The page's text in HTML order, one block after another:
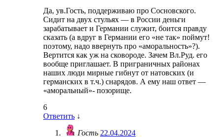
Да, ув.Гость, поддерживаю про Сосновского.
Сидит на двух стульях — в России деньги
зарабатывает и Германии служит, боится правду
сказать (а вдруг в Германии его «не так» поймут!
поэтому, надо ввернуть про «аморальность»?).
Вертится как уж на сковороде. Зачем Вл.Руд. его
вообще приглашает. В приграничных районах
наших люди мирные гибнут от натовских (и
германских в т.ч.) снарядов. А ему наш ответ —
«аморальный»- позорище.
6
Ответить ↓
Гость 22.04.2024